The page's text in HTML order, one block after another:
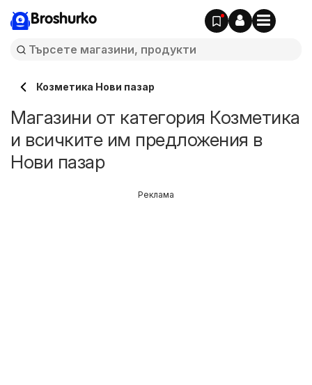
Broshurko
Козметика Нови пазар
Магазини от категория Козметика
и всичките им предложения в
Нови пазар
Реклама